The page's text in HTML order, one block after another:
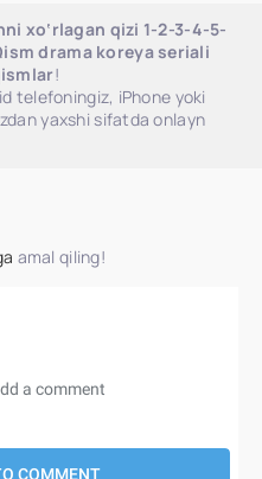
xo‘rlagan qizi 1-2-3-4-5-
drama koreya seriali
!
telefoningiz, iPhone yoki
yaxshi sifatda onlayn
amal qiling!